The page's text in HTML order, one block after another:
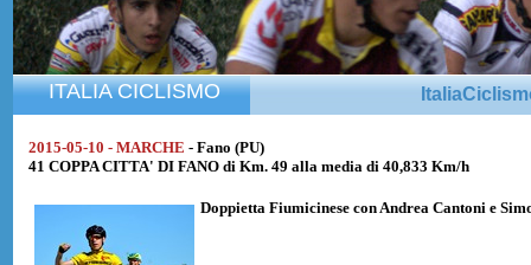
ITALIA CICLISMO
2015-05-10 - MARCHE - Fano (PU)
41 COPPA CITTA' DI FANO di Km. 49 alla media di 40,833 Km/h
Doppietta Fiumicinese conAndrea Cantoni e